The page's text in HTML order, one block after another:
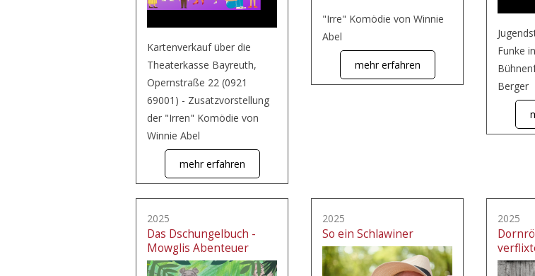
Kartenverkauf über die
Theaterkasse Bayreuth,
Opernstraße 22 (0921
69001) - Zusatzvorstellung
der "Irren" Komödie von
Winnie Abel
mehr erfahren
"Irre" Komödie von Winnie
Abel
mehr erfahren
Funke
Berger
2025
Das Dschungelbuch -
Mowglis Abenteuer
2025
So ein Schlawiner
2025